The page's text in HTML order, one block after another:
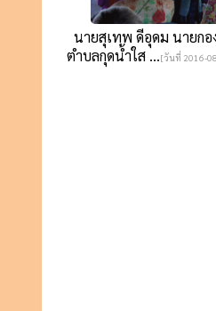
นายสุเทพ ดีอุดม นายกอ
ตำบลกุดน้ำใส ...[วันที่ 2016-